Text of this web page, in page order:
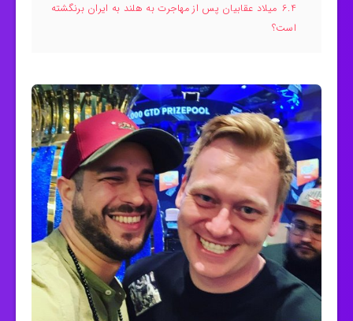
6.4 میلاد عقابیان پس از مهاجرت به هلند به ایران برنگشته
است؟